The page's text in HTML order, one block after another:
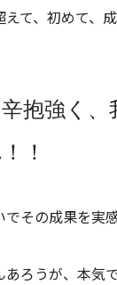
て、初めて、
抱強く、
！
その成果を実
あろうが、本気